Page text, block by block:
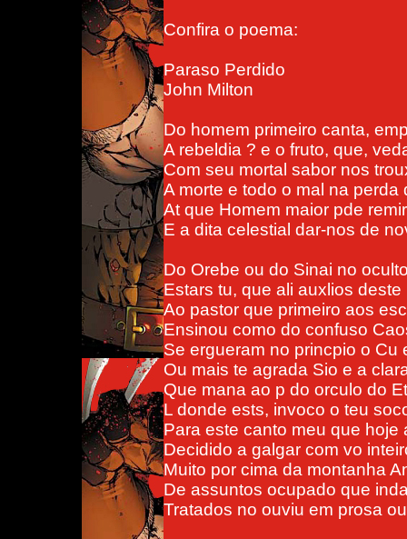
Confira o poema:
Paraso Perdido
John Milton
Do homem primeiro canta,
A rebeldia ? e o fruto, que,
Com seu mortal sabor nos
A morte e todo o mal na perda
At que Homem maior pde
E a dita celestial dar-nos de
Do Orebe ou do Sinai no
Estars tu, que ali auxlios deste
Ao pastor que primeiro aos
Ensinou como do confuso
Se ergueram no princpio o Cu
Ou mais te agrada Sio e a
Que mana ao p do orculo do
L donde ests, invoco o teu
Para este canto meu que hoje
Decidido a galgar com vo
Muito por cima da montanha
De assuntos ocupado que
Tratados no ouviu em prosa